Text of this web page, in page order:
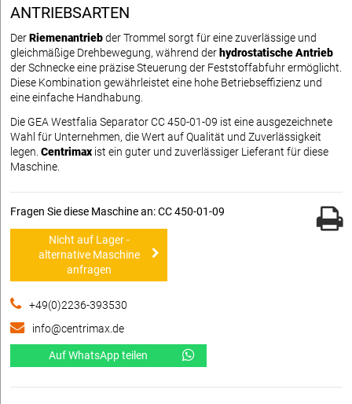
ANTRIEBSARTEN
DerRiemenantriebder Trommel sorgt für eine zuverlässige und
gleichmäßige Drehbewegung, während der hydrostatische Antrieb
der Schnecke eine präzise Steuerung der Feststoffabfuhr ermöglicht.
Diese Kombination gewährleistet eine hohe Betriebseffizienz und
eine einfache Handhabung.
Die GEA Westfalia Separator CC 450-01-09 ist eine ausgezeichnete
Wahl für Unternehmen, die Wert auf Qualität und Zuverlässigkeit
legen. Centrimax ist ein guter und zuverlässiger Lieferant für diese
Maschine.
Fragen Sie diese Maschine an: CC 450-01-09
Nicht auf Lager -
alternative Maschine
anfragen
+49(0)2236-393530
info@centrimax.de
Auf WhatsApp teilen